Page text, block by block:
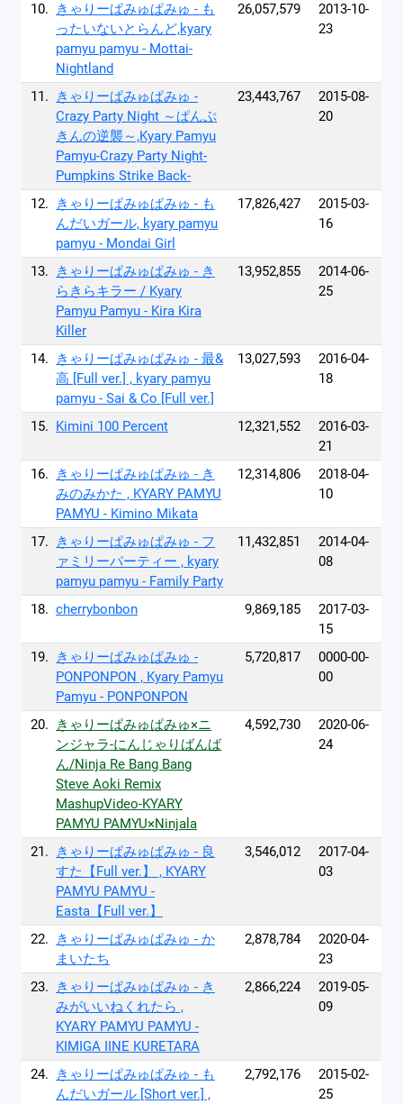
10.
きゃりーぱみゅぱみゅ - も
ったいないとらんど,kyary
pamyu pamyu - Mottai-
Nightland
26,057,579
2013-10-
23
11.
きゃりーぱみゅぱみゅ -
Crazy Party Night ～ぱんぷ
きんの逆襲～,Kyary Pamyu
Pamyu-Crazy Party Night-
Pumpkins Strike Back-
23,443,767
2015-08-
20
12.
きゃりーぱみゅぱみゅ - も
んだいガール, kyary pamyu
pamyu - Mondai Girl
17,826,427
2015-03-
16
13.
きゃりーぱみゅぱみゅ - き
らきらキラー / Kyary
Pamyu Pamyu - Kira Kira
Killer
13,952,855
2014-06-
25
14.
きゃりーぱみゅぱみゅ - 最&
高 [Full ver.] , kyary pamyu
pamyu - Sai & Co [Full ver.]
13,027,593
2016-04-
18
15. Kimini 100 Percent 12,321,552
2016-03-
21
16.
きゃりーぱみゅぱみゅ - き
みのみかた , KYARY PAMYU
PAMYU - Kimino Mikata
12,314,806
2018-04-
10
17.
きゃりーぱみゅぱみゅ - フ
ァミリーパーティー , kyary
pamyu pamyu - Family Party
11,432,851
2014-04-
08
18. cherrybonbon 9,869,185
2017-03-
15
19.
きゃりーぱみゅぱみゅ -
PONPONPON , Kyary Pamyu
Pamyu - PONPONPON
5,720,817
0000-00-
00
20.
きゃりーぱみゅぱみゅ×ニ
ンジャラ-にんじゃりばんば
ん/Ninja Re Bang Bang
Steve Aoki Remix
MashupVideo-KYARY
PAMYU PAMYU×Ninjala
4,592,730
2020-06-
24
21.
きゃりーぱみゅぱみゅ - 良
すた【Full ver.】 , KYARY
PAMYU PAMYU -
Easta【Full ver.】
3,546,012
2017-04-
03
22.
きゃりーぱみゅぱみゅ - か
まいたち
2,878,784
2020-04-
23
23.
きゃりーぱみゅぱみゅ - き
みがいいねくれたら ,
KYARY PAMYU PAMYU -
KIMIGA IINE KURETARA
2,866,224
2019-05-
09
24.
きゃりーぱみゅぱみゅ - も
んだいガール [Short ver.] ,
2,792,176
2015-02-
25